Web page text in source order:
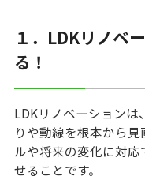
１．LDKリノベ
る！
LDKリノベーション
りや動線を根本から
ルや将来の変化に対
せることです。